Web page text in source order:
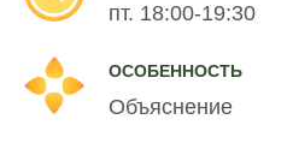
пт. 18:00-19:30
ОСОБЕННОСТЬ
Объяснение